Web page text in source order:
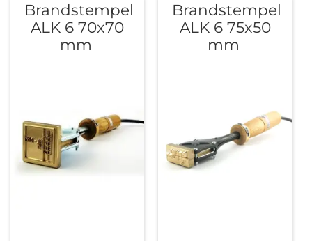
Brandstempel
ALK 6 70x70
mm
Brandstempel
ALK 6 75x50
mm